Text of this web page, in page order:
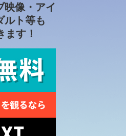
映像・アイ
ルト等も
ます！